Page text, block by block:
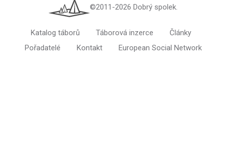
©2011-2026 Dobrý spolek.
Katalog táborů Táborová inzerce
Články
Pořadatelé
Kontakt European Social Network